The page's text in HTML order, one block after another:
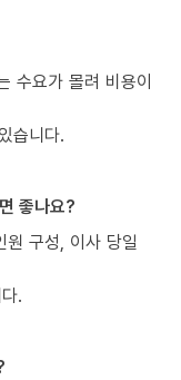
수요가 몰려 비용이
습니다.
좋나요?
구성, 이사 당일
.